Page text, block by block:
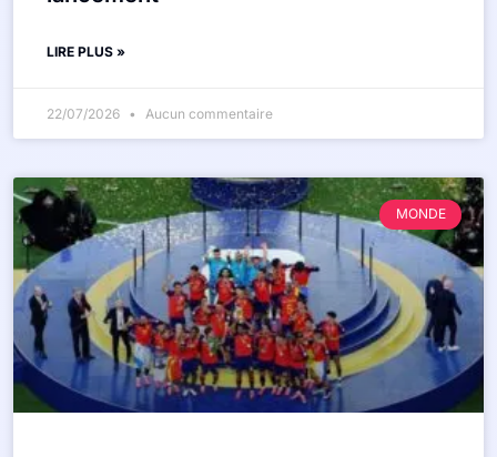
LIRE PLUS »
22/07/2026 Aucun commentaire
MONDE